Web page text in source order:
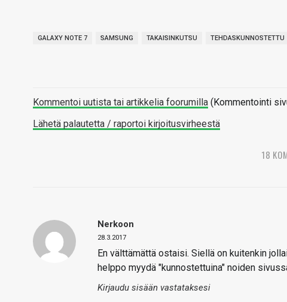
GALAXY NOTE 7 SAMSUNG TAKAISINKUTSU TEHDASKUNNOSTETTU
Kommentoi uutista tai artikkelia foorumilla (Kommentointi
Lähetä palautetta / raportoi kirjoitusvirheestä
18
Nerkoon
28.3.2017
En välttämättä ostaisi. Siellä on kuitenkin
helppo myydä "kunnostettuina" noiden
Kirjaudu sisään vastataksesi